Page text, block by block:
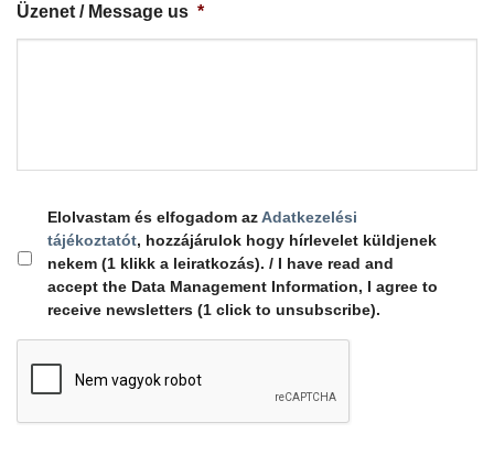
Üzenet / Message us *
Elolvastam és elfogadom azAdatkezelési
tájékoztatót, hozzájárulok hogy hírlevelet küldjenek
nekem (1 klikk a leiratkozás). / I have read and
accept the Data Management Information, I agree to
receive newsletters (1 click to unsubscribe).